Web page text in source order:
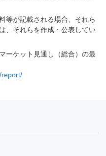
等が記載される場合、それら
、それらを作成・公表してい
ーケット見通し（総合）の最
report/